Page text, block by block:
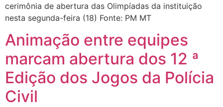
cerimônia de abertura das Olimpíadas da instituição
nesta segunda-feira (18) Fonte: PM MT
Animação entre equipes
marcam abertura dos 12 ª
Edição dos Jogos da Polícia
Civil